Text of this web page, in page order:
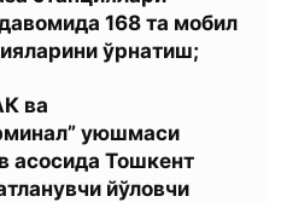
168 та мобил
ўрнатиш;
ва
уюшмаси
асосида Тошкент
йўловчи